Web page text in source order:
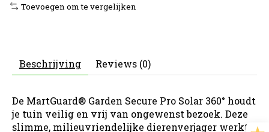
Toevoegen om te vergelijken
Beschrijving Reviews (0)
De MartGuard® Garden Secure Pro Solar 360° houdt
je tuin veilig en vrij van ongewenst bezoek. Deze
slimme, milieuvriendelijke dierenverjager werkt